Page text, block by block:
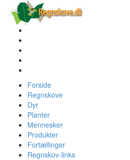
Forside
Regnskove
Dyr
Planter
Mennesker
Produkter
Fortællinger
Regnskov-links